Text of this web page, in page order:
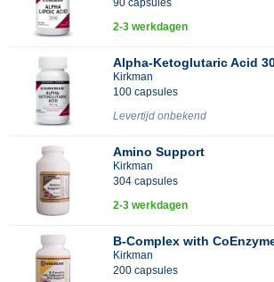
90 capsules
2-3 werkdagen
Alpha-Ketoglutaric Acid
Kirkman
100 capsules
Levertijd onbekend
Amino Support
Kirkman
304 capsules
2-3 werkdagen
B-Complex with
Kirkman
200 capsules